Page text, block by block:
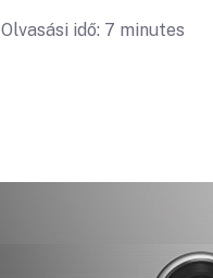
Olvasási idő: 7 minutes